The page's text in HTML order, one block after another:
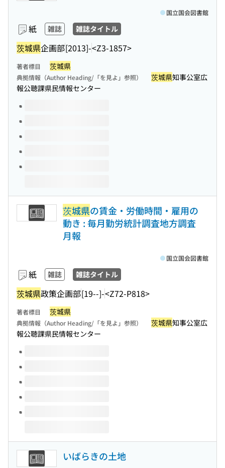
紙 雑誌 雑誌タイトル
茨城県企画部[2013]-<Z3-1857>
国立国会図書館
著者標目 茨城県
典拠情報（Author Heading/「を見よ」参照） 茨城県知事公室広
報公聴課県民情報センター
このタイトルの巻号
茨城県の賃金・労働時間・雇用の
動き : 毎月勤労統計調査地方調査
月報
紙 雑誌 雑誌タイトル
茨城県政策企画部[19--]-<Z72-P818>
国立国会図書館
著者標目 茨城県
典拠情報（Author Heading/「を見よ」参照） 茨城県知事公室広
報公聴課県民情報センター
このタイトルの巻号
いばらきの土地